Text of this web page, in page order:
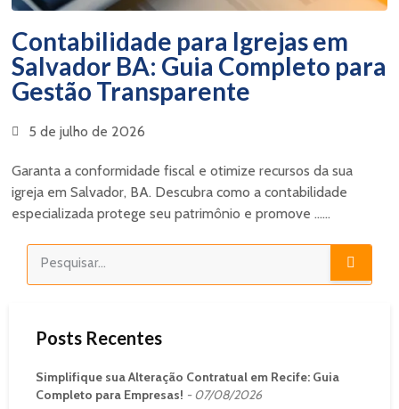
Contabilidade para Igrejas em
Salvador BA: Guia Completo para
Gestão Transparente
5 de julho de 2026
Garanta a conformidade fiscal e otimize recursos da sua
igreja em Salvador, BA. Descubra como a contabilidade
especializada protege seu patrimônio e promove ......
Posts Recentes
Simplifique sua Alteração Contratual em Recife: Guia
Completo para Empresas!
07/08/2026